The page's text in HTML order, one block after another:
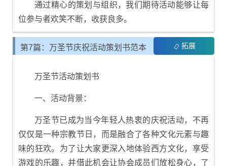
通过精心的策划与组织，我们期待活动能够让每
位参与者欢笑不断，收获良多。
第7篇：万圣节庆祝活动策划书范本 拓展
万圣节活动策划书
一、活动背景：
万圣节已成为当今年轻人热衷的庆祝活动，不再
仅仅是一种宗教节日，而是融合了各种文化元素与趣
味的狂欢。为了让大家更深入地体验西方文化，享受
游戏的乐趣，并借此机会让协会成员们放松身心，了